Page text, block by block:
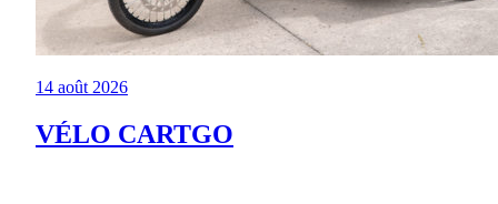
14 août 2026
VÉLO CARTGO